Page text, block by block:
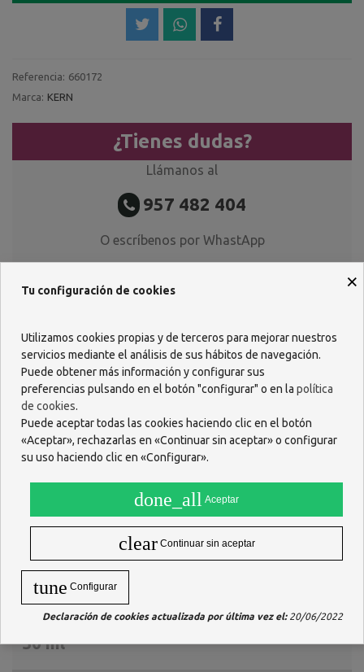
Referencia: 660172
Marca: KERN
¿Tienes dudas?
Llámanos al
957 482 404
O escríbenos por WhastApp
Descripción
PARACETAMOL KERN PHARMA EFG
100 mg/ml SOLUCION ORAL 1 FRASCO
30 ml
×
Tu configuración de cookies
Utilizamos cookies propias y de terceros para mejorar nuestros
servicios mediante el análisis de sus hábitos de navegación.
Puede obtener más información y configurar sus
preferencias pulsando en el botón "configurar" o en la política
de cookies.
Puede aceptar todas las cookies haciendo clic en el botón
«Aceptar», rechazarlas en «Continuar sin aceptar» o configurar
su uso haciendo clic en «Configurar».
done_all Aceptar
clear Continuar sin aceptar
tune Configurar
Declaración de cookies actualizada por última vez el:20/06/2022